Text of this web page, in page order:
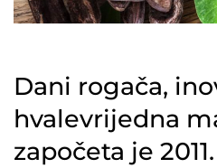
Dani rogača,
hvalevrijedna
započeta je